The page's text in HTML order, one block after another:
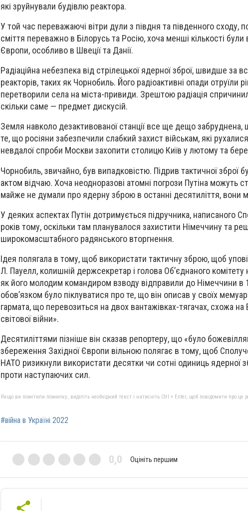
які зруйнували будівлю реактора.
У той час переважаючі вітри дули з півдня та південного сходу,
сміття переважно в Білорусь та Росію, хоча менші кількості
Європи, особливо в Швеції та Данії.
Радіаційна небезпека від стрілецької ядерної зброї, швидше за
реакторів, таких як Чорнобиль. Його радіоактивні опади отруїли
перетворили села на міста-привиди. Зрештою радіація
скільки саме — предмет дискусій.
Земля навколо дезактивованої станції все ще дещо
те, що росіяни забезпечили слабкий захист військам, які
невдалої спроби Москви захопити столицю Київ у лютому та
Чорнобиль, звичайно, був випадковістю. Підрив тактичної зброї
актом відчаю. Хоча неодноразові атомні погрози Путіна можуть
майже не думали про ядерну зброю в останні десятиліття, вони
У деяких аспектах Путін дотримується підручника, написаного
років тому, оскільки там планувалося захистити Німеччину та
широкомасштабного радянського вторгнення.
Ідея полягала в тому, щоб використати тактичну зброю, щоб
Л. Пауелл, колишній держсекретар і голова Об’єднаного комітету
як його молодим командиром взводу відправили до Німеччини в
обов’язком було піклуватися про те, що він описав у своїх
гармата, що перевозиться на двох вантажівках-тягачах, схожа
світової війни».
Десятиліттями пізніше він сказав репортеру, що «було
збереження Західної Європи вільною полягає в тому, щоб
НАТО ризикнули використати десятки чи сотні одиниць ядерної
проти наступаючих сил.
Якщо ви помітили помилку, виділіть необхідний текст і натисніть Ctrl + Enter, щоб повідомити про це
#війна в Україні 2022
0,0 Оцініть першим